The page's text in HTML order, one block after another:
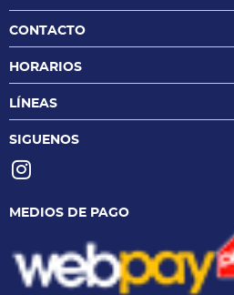
CONTACTO
HORARIOS
LÍNEAS
SIGUENOS
MEDIOS DE PAGO